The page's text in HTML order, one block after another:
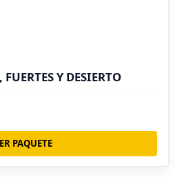
Y DESIERTO
PAQUETE